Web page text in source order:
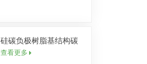
硅碳负极树脂基结构碳
查看更多